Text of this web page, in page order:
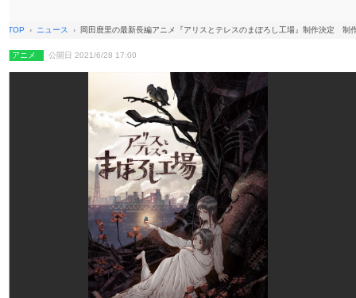
TOP ニュース 岡田麿里の最新長編アニメ『アリスとテレスのまぼろし工場』制作決定 制
アニメ 公開日 2021/6/28 17:00